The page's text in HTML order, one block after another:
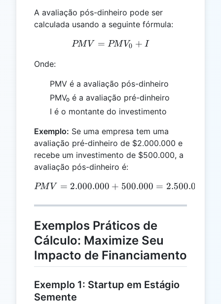
A avaliação pós-dinheiro pode ser
calculada usando a seguinte fórmula:
PMV = PMV_0 + I
PM V = PM V0 + I
Onde:
PMV é a avaliação pós-dinheiro
PMV₀ é a avaliação pré-dinheiro
I é o montante do investimento
Exemplo: Se uma empresa tem uma
avaliação pré-dinheiro de $2.000.000 e
recebe um investimento de $500.000, a
avaliação pós-dinheiro é:
PMV = 2.000.000 +
PM V = 2.000.000 + 500.000 = 2.500.000
Exemplos Práticos de
Cálculo: Maximize Seu
Impacto de Financiamento
Exemplo 1: Startup em Estágio
Semente